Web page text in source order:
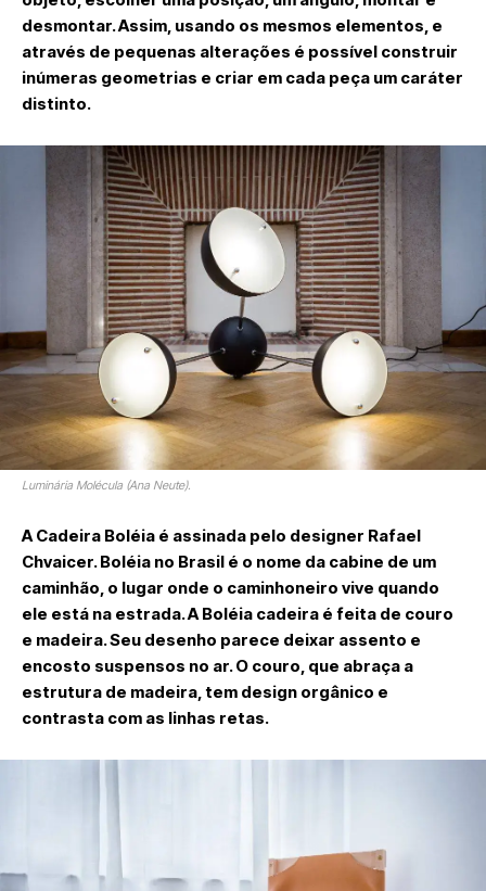
desmontar. Assim, usando os mesmos elementos, e
através de pequenas alterações é possível construir
inúmeras geometrias e criar em cada peça um caráter
distinto.
Luminária Molécula (Ana Neute).
A Cadeira Boléia é assinada pelo designer Rafael
Chvaicer. Boléia no Brasil é o nome da cabine de um
caminhão, o lugar onde o caminhoneiro vive quando
ele está na estrada. A Boléia cadeira é feita de couro
e madeira. Seu desenho parece deixar assento e
encosto suspensos no ar. O couro, que abraça a
estrutura de madeira, tem design orgânico e
contrasta com as linhas retas.